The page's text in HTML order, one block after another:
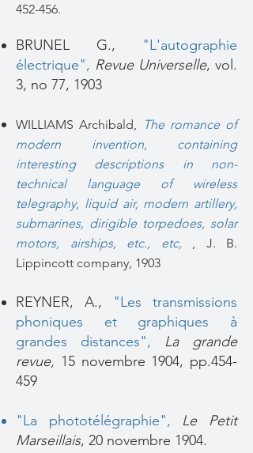
452-456.
BRUNEL G., "L'autographie
électrique", Revue Universelle, vol.
3, no 77,‎ 1903
WILLIAMS Archibald,
The romance of
modern invention, containing
interesting descriptions in non-
technical language of wireless
telegraphy, liquid air, modern artillery,
submarines, dirigible torpedoes, solar
motors, airships, etc., etc, , J. B.
Lippincott company, 1903
REYNER, A.,
"Les transmissions
phoniques et graphiques à
grandes distances",
La grande
revue, 15 novembre 1904, pp.454-
459
"La phototélégraphie",
Le Petit
Marseillais, 20 novembre 1904.